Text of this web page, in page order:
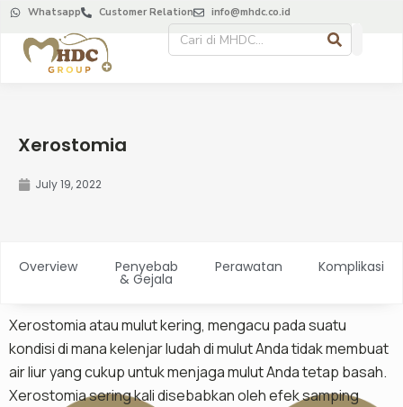
Whatsapp Customer Relation info@mhdc.co.id
Xerostomia
July 19, 2022
Overview Penyebab
& Gejala
Perawatan Komplikasi
Xerostomia atau mulut kering, mengacu pada suatu
kondisi di mana kelenjar ludah di mulut Anda tidak membuat
air liur yang cukup untuk menjaga mulut Anda tetap basah.
Xerostomia sering kali disebabkan oleh efek samping